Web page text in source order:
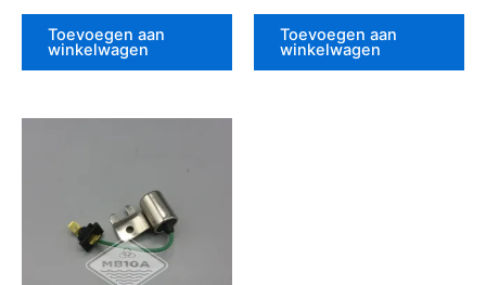
Toevoegen aan
winkelwagen
Toevoegen aan
winkelwagen